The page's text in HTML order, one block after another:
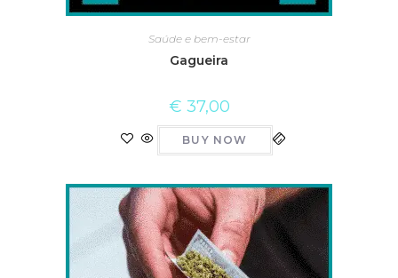
Saúde e bem-estar
Gagueira
€ 37,00
BUY NOW